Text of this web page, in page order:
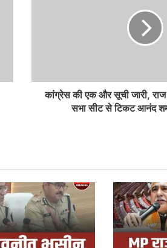
कांग्रेस की एक और सूची जारी, राज
सभा सीट से टिकट आनंद